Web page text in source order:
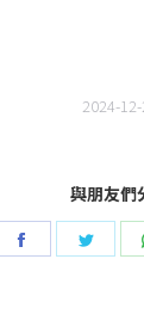
2024-
與朋友們
Share
Share